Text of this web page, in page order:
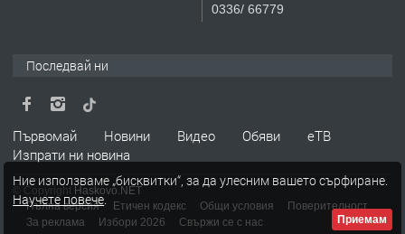
ПРЕДЛАГА
Търсим работник за работа в
разсадник
0336/ 66779
Последвай ни
Първомай Новини Видео Обяви
еТВ
Изпрати ни новина
© Copyright Haskovo.NET
Пълна версия
Етичен кодекс Общи условия
Поверителност
За реклама
Избори 2026 Свържи се с нас
Ние използваме „бисквитки“, за да улесним вашето сърфиране.
Научете повече.
Приемам